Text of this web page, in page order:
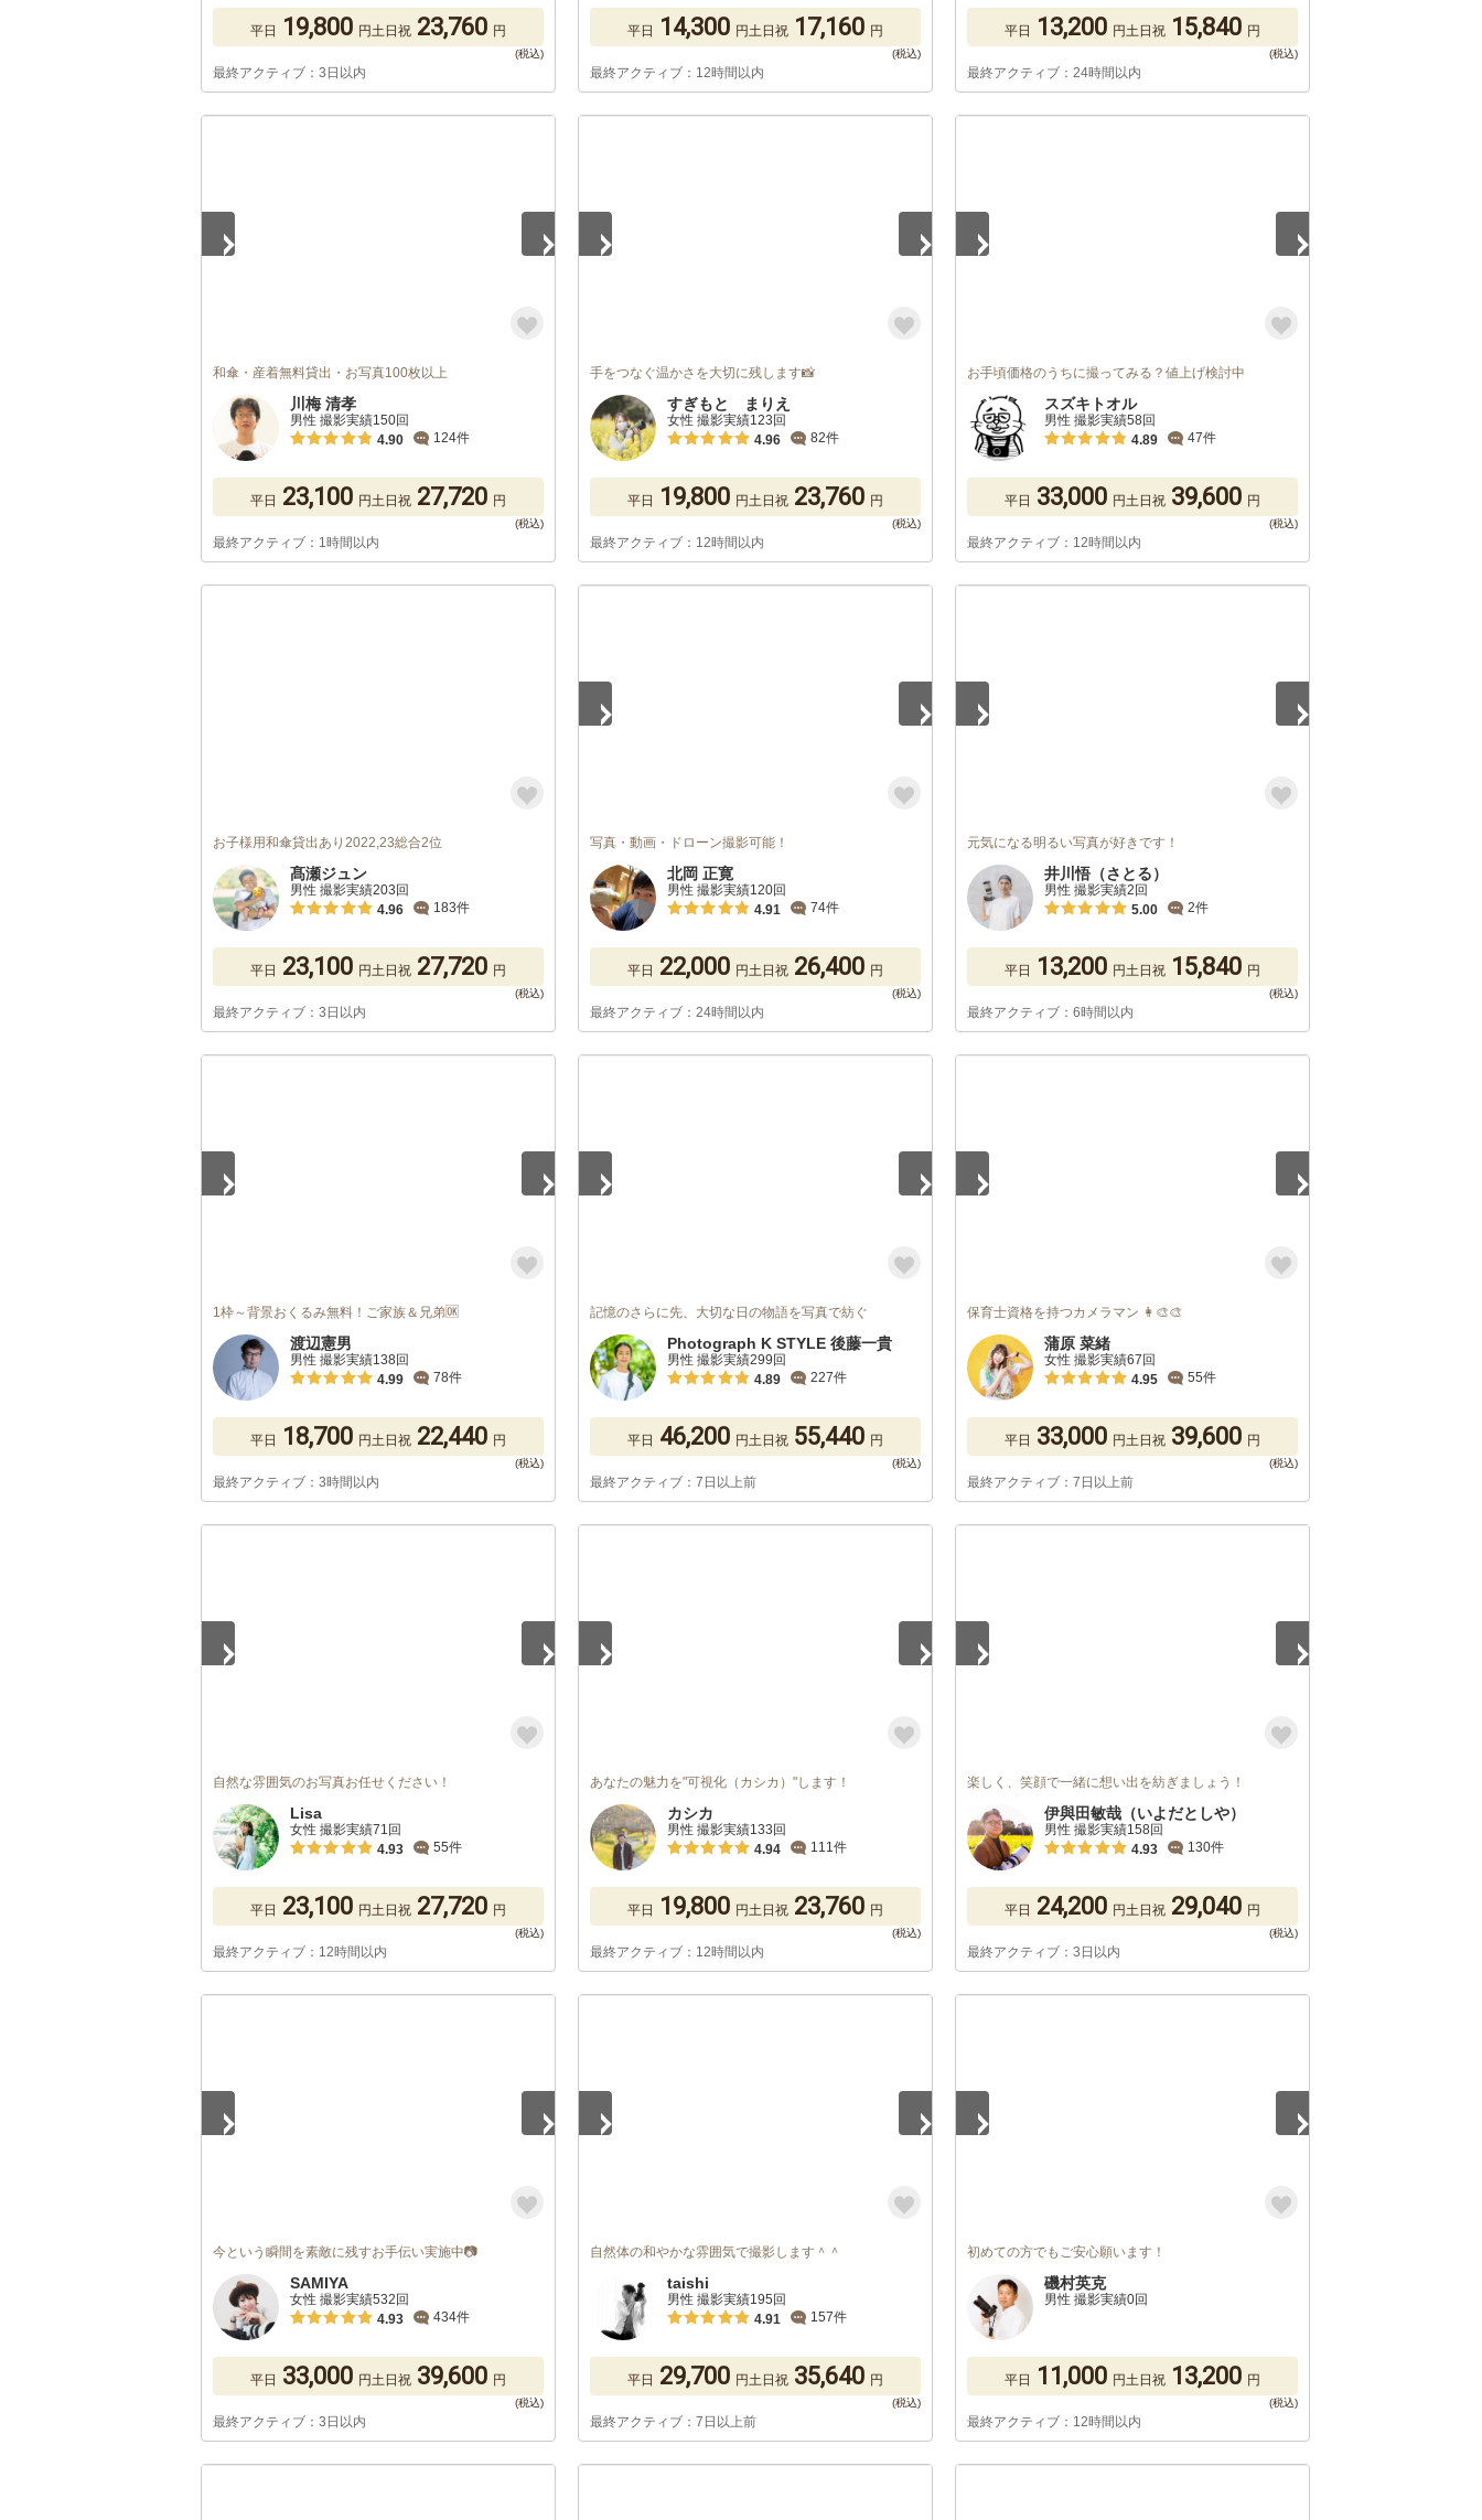
平日 19,800 円土日祝 23,760 円
最終アクティブ：3日以内
平日 14,300 円土日祝 17,160 円
最終アクティブ：12時間以内
平日 13,200 円土日祝 15,840 円
最終アクティブ：24時間以内
和傘・産着無料貸出・お写真100枚以上
川梅 清孝
男性 撮影実績150回
4.90
124件
平日 23,100 円土日祝 27,720 円
最終アクティブ：1時間以内
手をつなぐ温かさを大切に残します📸
すぎもと まりえ
女性 撮影実績123回
4.96
82件
平日 19,800 円土日祝 23,760 円
最終アクティブ：12時間以内
お手頃価格のうちに撮ってみる？値上げ検討中
スズキトオル
男性 撮影実績58回
4.89
47件
平日 33,000 円土日祝 39,600 円
最終アクティブ：12時間以内
お子様用和傘貸出あり2022,23総合2位
髙瀬ジュン
男性 撮影実績203回
4.96
183件
平日 23,100 円土日祝 27,720 円
最終アクティブ：3日以内
写真・動画・ドローン撮影可能！
北岡 正寛
男性 撮影実績120回
4.91
74件
平日 22,000 円土日祝 26,400 円
最終アクティブ：24時間以内
元気になる明るい写真が好きです！
井川悟（さとる）
男性 撮影実績2回
5.00
2件
平日 13,200 円土日祝 15,840 円
最終アクティブ：6時間以内
1枠～背景おくるみ無料！ご家族＆兄弟🆗
渡辺憲男
男性 撮影実績138回
4.99
78件
平日 18,700 円土日祝 22,440 円
最終アクティブ：3時間以内
記憶のさらに先、大切な日の物語を写真で紡ぐ
Photograph K STYLE 後藤一貴
男性 撮影実績299回
4.89
227件
平日 46,200 円土日祝 55,440 円
最終アクティブ：7日以上前
保育士資格を持つカメラマン 👩‍🎨🎨
蒲原 菜緒
女性 撮影実績67回
4.95
55件
平日 33,000 円土日祝 39,600 円
最終アクティブ：7日以上前
自然な雰囲気のお写真お任せください！
Lisa
女性 撮影実績71回
4.93
55件
平日 23,100 円土日祝 27,720 円
最終アクティブ：12時間以内
あなたの魅力を"可視化（カシカ）"します！
カシカ
男性 撮影実績133回
4.94
111件
平日 19,800 円土日祝 23,760 円
最終アクティブ：12時間以内
楽しく、笑顔で一緒に想い出を紡ぎましょう！
伊與田敏哉（いよだとしや）
男性 撮影実績158回
4.93
130件
平日 24,200 円土日祝 29,040 円
最終アクティブ：3日以内
今という瞬間を素敵に残すお手伝い実施中📷
SAMIYA
女性 撮影実績532回
4.93
434件
平日 33,000 円土日祝 39,600 円
最終アクティブ：3日以内
自然体の和やかな雰囲気で撮影します＾＾
taishi
男性 撮影実績195回
4.91
157件
平日 29,700 円土日祝 35,640 円
最終アクティブ：7日以上前
初めての方でもご安心願います！
磯村英克
男性 撮影実績0回
平日 11,000 円土日祝 13,200 円
最終アクティブ：12時間以内